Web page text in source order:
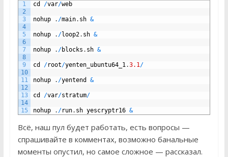
1
2
3
4
5
6
7
8
9
10
11
12
13
14
15
cd /var/web
nohup . /main. sh &
nohup . /loop2. sh &
nohup . /blocks . sh &
cd /root/yenten_ubuntu64_1.3.1/
nohup . /yentend &
cd /var/stratum/
nohup . /run. sh yescryptr16 &
Всё, наш пул будет работать, есть вопросы —
спрашивайте в комментах, возможно банальные
моменты опустил, но самое сложное — рассказал.